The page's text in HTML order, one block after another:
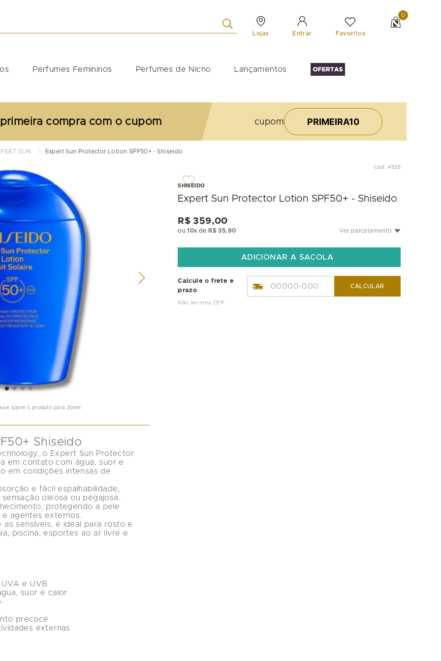
Lojas Entrar Favoritos
0
Perfumes Femininos Perfumes de Nicho Lançamentos
compra com o cupom cupom PRIMEIRA10
SUN Expert Sun Protector Lotion SPF50+ - Shiseido
sobre o produto para Zoom
Shiseido
, o Expert Sun Protector
em contato com água, suor e
em condições intensas de
e fácil espalhabilidade,
oleosa ou pegajosa.
protegendo a pele
agentes externos.
sensíveis, é ideal para rosto e
piscina, esportes ao ar livre e
e UVB
suor e calor
precoce
externas
Cod. :4525
SHISEIDO
Expert Sun Protector Lotion SPF50+ - Shiseido
R$ 359,00
ou10x de R$ 35,90 Ver parcelamento
Calcule o frete e
prazo
Não sei meu CEP
CALCULAR